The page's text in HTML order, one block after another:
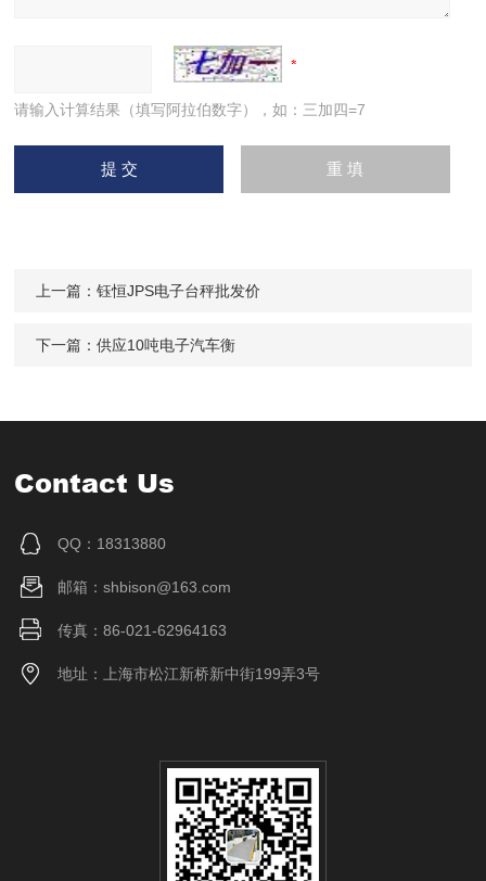
请输入计算结果（填写阿拉伯数字），如：三加四=7
上一篇：钰恒JPS电子台秤批发价
下一篇：供应10吨电子汽车衡
Contact Us
QQ：18313880
邮箱：shbison@163.com
传真：86-021-62964163
地址：上海市松江新桥新中街199弄3号